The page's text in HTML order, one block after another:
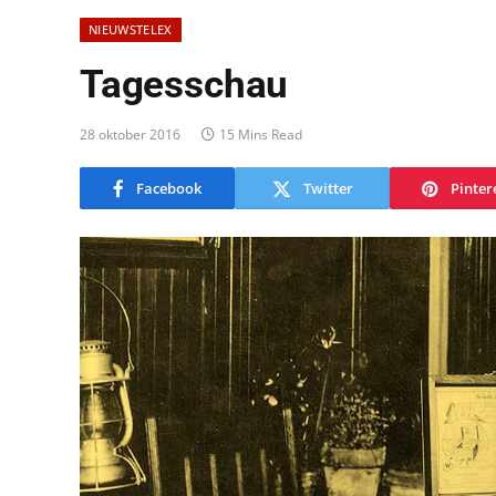
NIEUWSTELEX
Tagesschau
28 oktober 2016 15 Mins Read
Facebook Twitter